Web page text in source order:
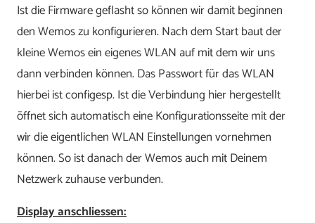
Ist die Firmware geflasht so können wir damit beginnen
den Wemos zu konfigurieren. Nach dem Start baut der
kleine Wemos ein eigenes WLAN auf mit dem wir uns
dann verbinden können. Das Passwort für das WLAN
hierbei ist configesp. Ist die Verbindung hier hergestellt
öffnet sich automatisch eine Konfigurationsseite mit der
wir die eigentlichen WLAN Einstellungen vornehmen
können. So ist danach der Wemos auch mit Deinem
Netzwerk zuhause verbunden.
Display anschliessen: